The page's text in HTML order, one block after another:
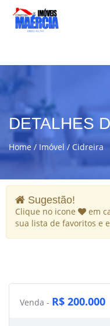
DETALHES
Home Imóvel Cidreira
Sugestão!
Clique no icone
em
sua lista de favoritos e
Venda - R$ 200.000